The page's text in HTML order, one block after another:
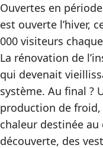
Ouvertes en
est ouverte l’hiver,
000 visiteurs
La rénovation de
qui devenait
système. Au final ?
production de
chaleur destinée
découverte, des